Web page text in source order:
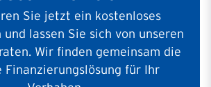
Sie jetzt ein kostenloses
und lassen Sie sich von unseren
Wir finden gemeinsam die
Finanzierungslösung für Ihr